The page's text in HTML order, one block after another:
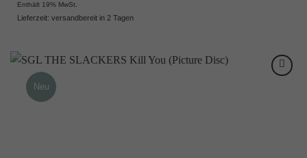
Enthält 19% MwSt.
Lieferzeit: versandbereit in 2 Tagen
Neu